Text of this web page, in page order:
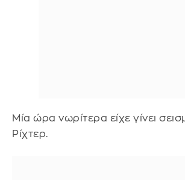
Μία ώρα νωρίτερα είχε γίνει
Ρίχτερ.